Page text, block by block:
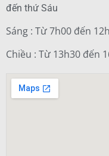
đến thứ Sáu
Sáng : Từ 7h00 đến
Chiều : Từ 13h30 đến